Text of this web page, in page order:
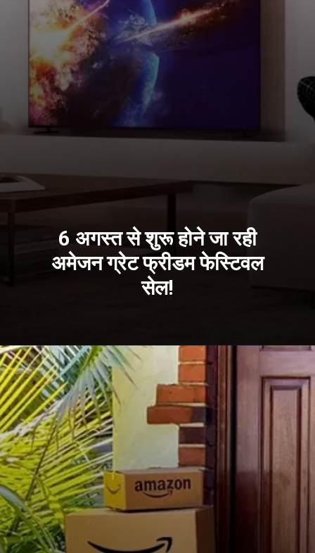
6 अगस्त से शुरू होने जा रही
अमेजन ग्रेट फ्रीडम फेस्टिवल
सेल!